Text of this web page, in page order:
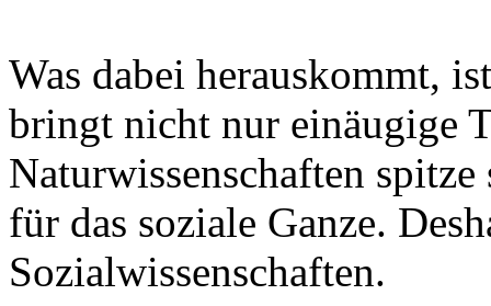
Was dabei herauskommt,
bringt nicht nur einäugige
Naturwissenschaften
für das soziale Ganze.
Sozialwissenschaften.